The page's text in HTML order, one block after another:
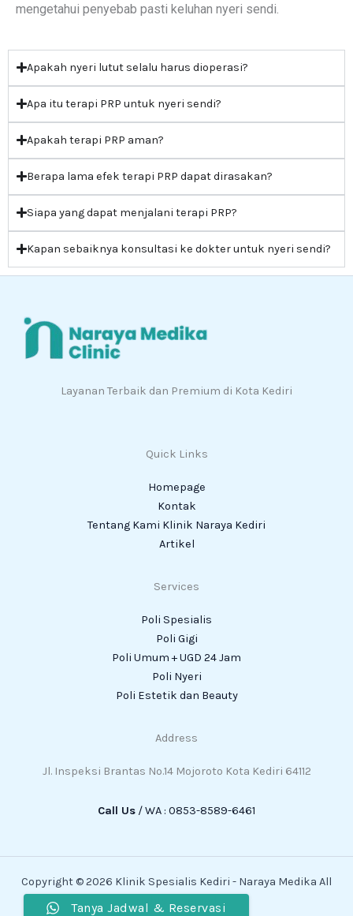
mengetahui penyebab pasti keluhan nyeri sendi.
Apakah nyeri lutut selalu harus dioperasi?
Apa itu terapi PRP untuk nyeri sendi?
Apakah terapi PRP aman?
Berapa lama efek terapi PRP dapat dirasakan?
Siapa yang dapat menjalani terapi PRP?
Kapan sebaiknya konsultasi ke dokter untuk nyeri sendi?
Layanan Terbaik dan Premium di Kota Kediri
Quick Links
Homepage
Kontak
Tentang Kami Klinik Naraya Kediri
Artikel
Services
Poli Spesialis
Poli Gigi
Poli Umum + UGD 24 Jam
Poli Nyeri
Poli Estetik dan Beauty
Address
Jl. Inspeksi Brantas No.14 Mojoroto Kota Kediri 64112
Call Us / WA : 0853-8589-6461
Copyright © 2026 Klinik Spesialis Kediri - Naraya Medika All
rights reserved.
Tanya Jadwal & Reservasi